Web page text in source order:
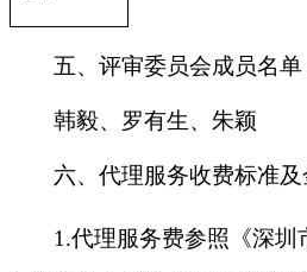
五、评审委员会成员名单
韩毅、罗有生、朱颖
六、代理服务收费标准及
1.代理服务费参照《深圳